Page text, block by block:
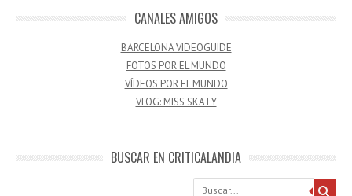
CANALES AMIGOS
BARCELONA VIDEOGUIDE
FOTOS POR EL MUNDO
VÍDEOS POR EL MUNDO
VLOG: MISS SKATY
BUSCAR EN CRITICALANDIA
Buscar